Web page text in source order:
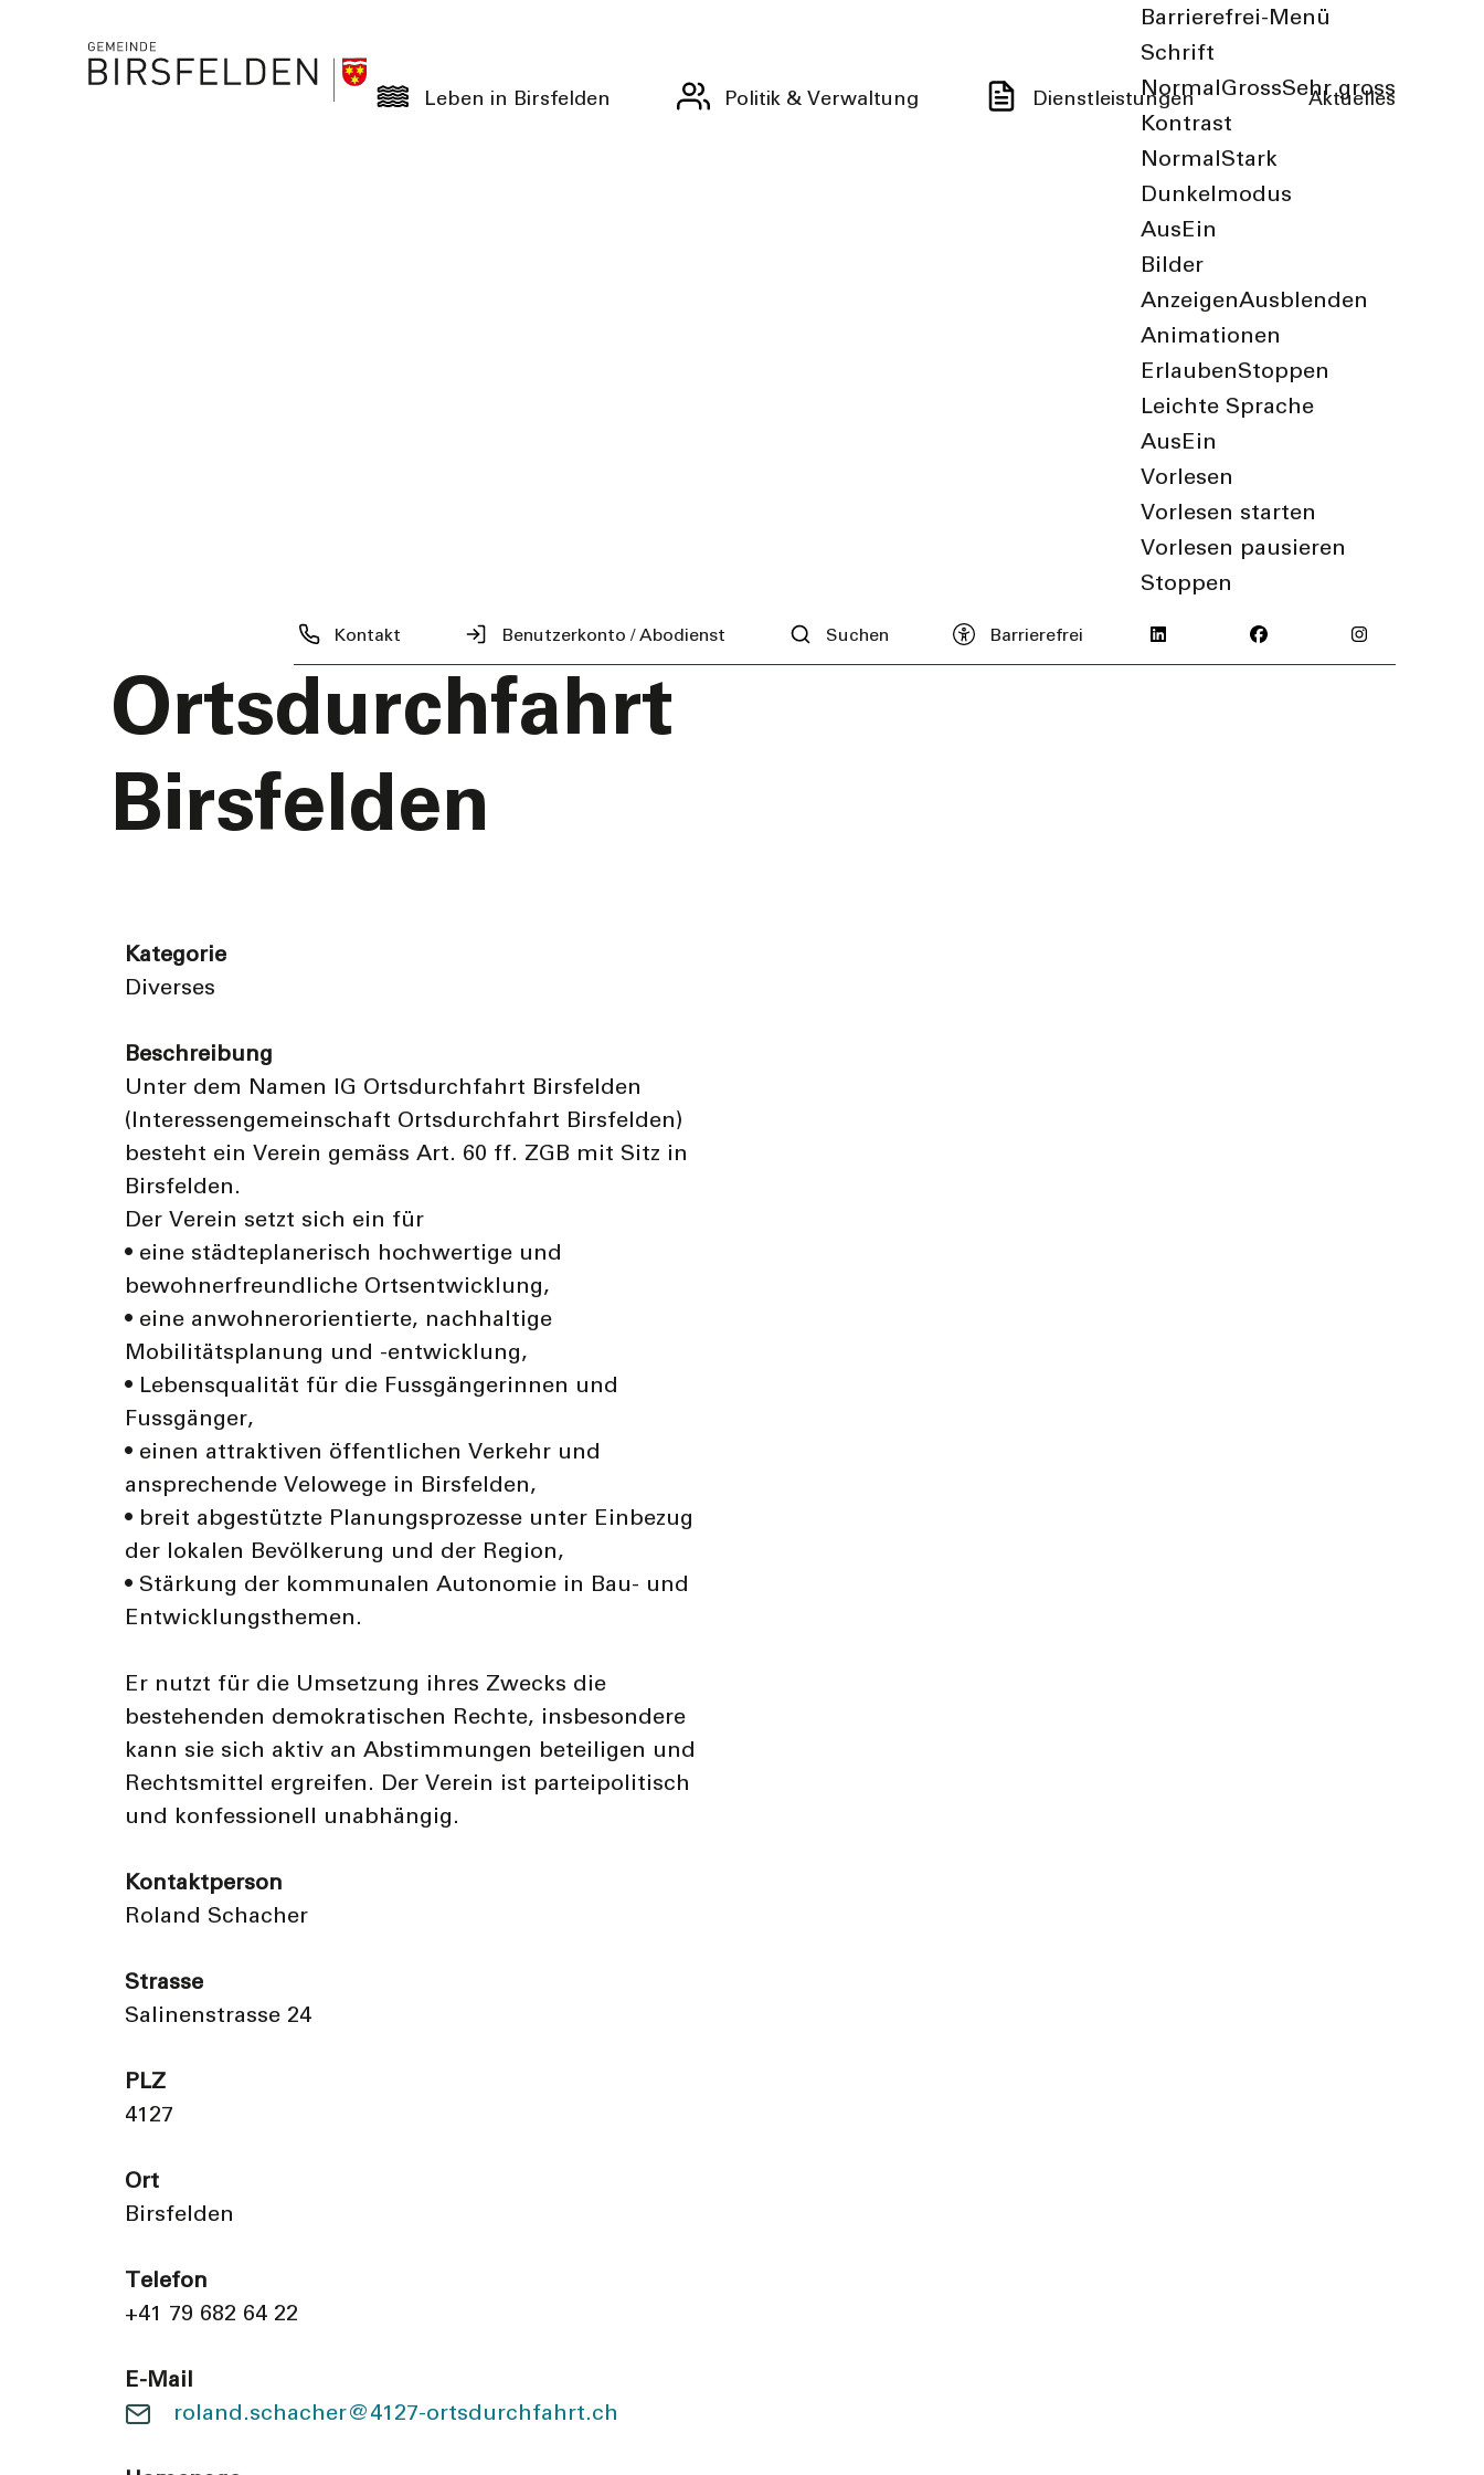
Barrierefrei-Menü
Schrift
Normal GrossSehr gross
Kontrast
Normal Stark
Dunkelmodus
Aus Ein
Bilder
AnzeigenAusblenden
Animationen
ErlaubenStoppen
Leichte Sprache
Aus Ein
Vorlesen
Vorlesen starten
Vorlesen pausieren
Stoppen
Kontakt Benutzerkonto / Abodienst Suchen Barrierefrei
Leben in Birsfelden Politik & Verwaltung Dienstleistungen Aktuelles
Ortsdurchfahrt
Birsfelden
Kategorie
Diverses
Beschreibung
Unter dem Namen IG Ortsdurchfahrt Birsfelden
(Interessengemeinschaft Ortsdurchfahrt Birsfelden)
besteht ein Verein gemäss Art. 60 ff. ZGB mit Sitz in
Birsfelden.
Der Verein setzt sich ein für
• eine städteplanerisch hochwertige und
bewohnerfreundliche Ortsentwicklung,
• eine anwohnerorientierte, nachhaltige
Mobilitätsplanung und -entwicklung,
• Lebensqualität für die Fussgängerinnen und
Fussgänger,
• einen attraktiven öffentlichen Verkehr und
ansprechende Velowege in Birsfelden,
• breit abgestützte Planungsprozesse unter Einbezug
der lokalen Bevölkerung und der Region,
• Stärkung der kommunalen Autonomie in Bau- und
Entwicklungsthemen.
Er nutzt für die Umsetzung ihres Zwecks die
bestehenden demokratischen Rechte, insbesondere
kann sie sich aktiv an Abstimmungen beteiligen und
Rechtsmittel ergreifen. Der Verein ist parteipolitisch
und konfessionell unabhängig.
Kontaktperson
Roland Schacher
Strasse
Salinenstrasse 24
PLZ
4127
Ort
Birsfelden
Telefon
+41 79 682 64 22
E-Mail
roland.schacher@4127-ortsdurchfahrt.ch